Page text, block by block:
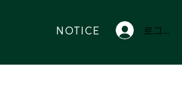
로그인
NOTICE